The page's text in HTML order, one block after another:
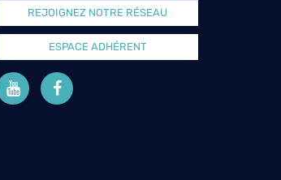
REJOIGNEZ NOTRE RÉSEAU
ESPACE ADHÉRENT